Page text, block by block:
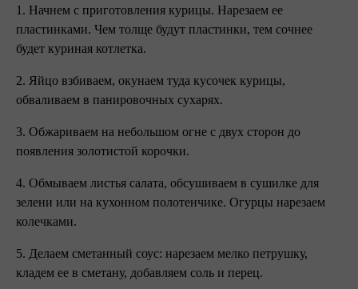
1. Начнем с приготовления курицы. Нарезаем ее
пластинками. Чем толще будут пластинки, тем сочнее
будет куриная котлетка.
2. Яйцо взбиваем, окунаем туда кусочек курицы,
обваливаем в панировочных сухарях.
3. Обжариваем на небольшом огне с двух сторон до
появления золотистой корочки.
4. Обмываем листья салата, обсушиваем в сушилке для
зелени или на кухонном полотенчике. Огурцы нарезаем
колечками.
5. Делаем сметанный соус: нарезаем мелко петрушку,
кладем ее в сметану, добавляем соль и перец.